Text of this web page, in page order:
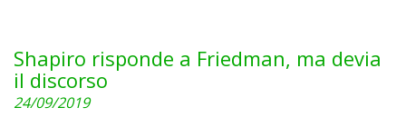
Shapiro risponde a Friedman, ma devia
il discorso
24/09/2019